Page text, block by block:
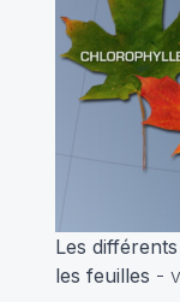
Les
les feuilles -